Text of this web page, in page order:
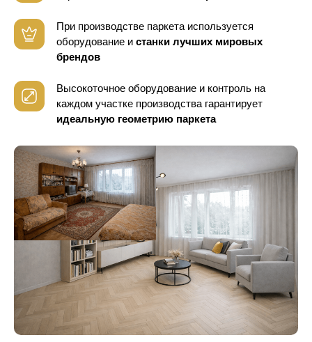
При производстве паркета используется
оборудование и станки лучших мировых
брендов
Высокоточное оборудование и контроль на
каждом участке производства гарантирует
идеальную геометрию паркета